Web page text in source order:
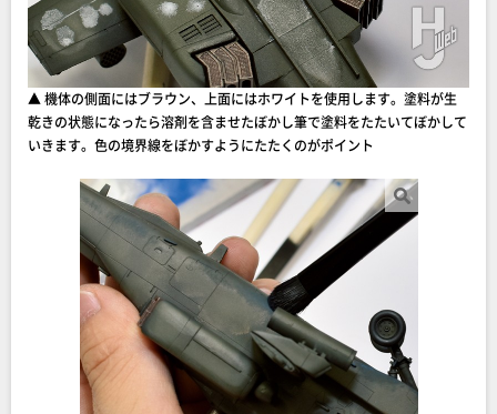
▲ 機体の側面にはブラウン、上面にはホワイトを使用します。塗料が生
乾きの状態になったら溶剤を含ませたぼかし筆で塗料をたたいてぼかして
いきます。色の境界線をぼかすようにたたくのがポイント